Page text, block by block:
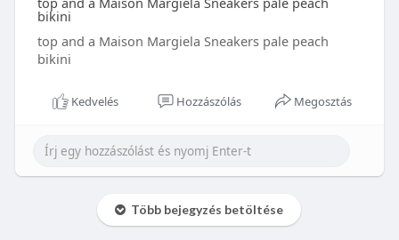
bikini
top and a Maison Margiela Sneakers pale peach
bikini
Kedvelés Hozzászólás Megosztás
Több bejegyzés betöltése